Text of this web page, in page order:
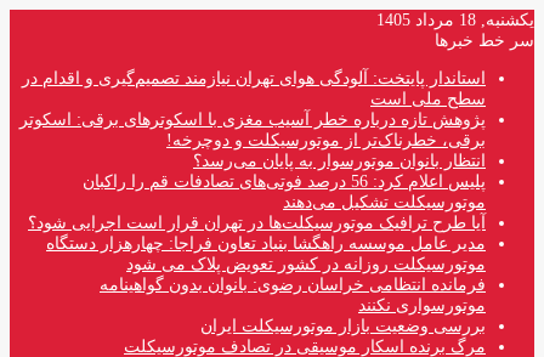
یکشنبه, 18 مرداد 1405
سر خط خبرها
استاندار پایتخت: آلودگی هوای تهران نیازمند تصمیم‌گیری و اقدام در
سطح ملی است
پژوهش تازه درباره خطر آسیب مغزی با اسکوترهای برقی: اسکوتر
برقی، خطرناک‌تر از موتورسیکلت و دوچرخه!
انتظار بانوان موتورسوار به پایان می‌رسد؟
پلیس اعلام کرد: 56 درصد فوتی‌های تصادفات قم را راکبان
موتورسیکلت تشکیل می‌دهند
آیا طرح ترافیک موتورسیکلت‌ها در تهران قرار است اجرایی شود؟
مدیر عامل موسسه راهگشا بنیاد تعاون فراجا: چهارهزار دستگاه
موتورسیکلت روزانه در کشور تعویض پلاک می شود
فرمانده انتظامی خراسان رضوی: بانوان بدون گواهینامه
موتورسواری نکنند
بررسی وضعیت بازار موتورسیکلت ایران
مرگ برنده اسکار موسیقی در تصادف موتورسیکلت